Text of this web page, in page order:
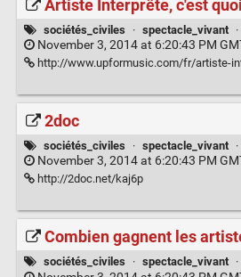
Artiste Interprête, c'est
sociétés_civiles · spectacle_vivant ·
November 3, 2014 at 6:20:43 PM
http://www.upformusic.com/fr/artiste-
2doc
sociétés_civiles · spectacle_vivant ·
November 3, 2014 at 6:20:43 PM
http://2doc.net/kaj6p
Combien gagnent les
sociétés_civiles · spectacle_vivant ·